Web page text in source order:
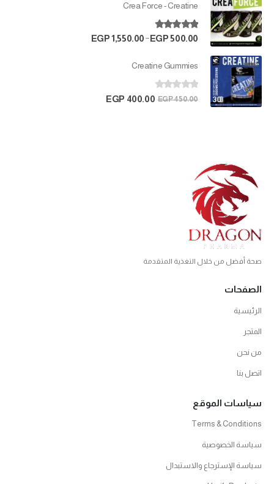
Crea Force - Creatine
5.00
out of 5
EGP500.00
–
EGP1,550.00
Creatine Gummies
0
out of 5
EGP450.00
EGP 400.00
صحة أفضل من خلال التغذية المتقدمة
الصفحات
الرئيسية
المتجر
من نحن
اتصل بنا
سياسات الموقع
Terms & Conditions
سياسة الخصوصية
سياسة الإسترجاع والاستبدال